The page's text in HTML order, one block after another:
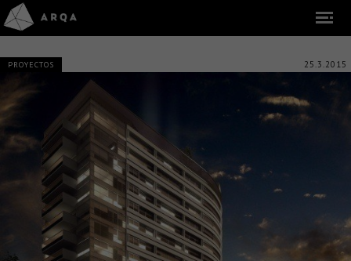
PROYECTOS 25.3.2015